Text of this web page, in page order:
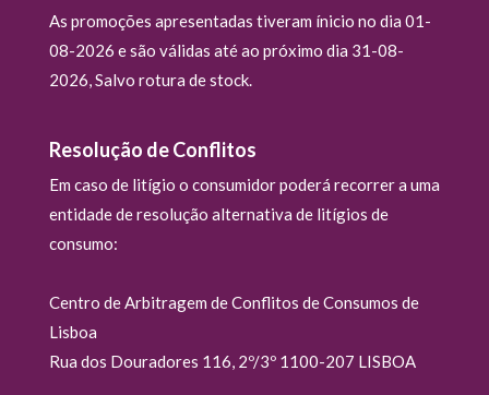
As promoções apresentadas tiveram ínicio no dia 01-
08-2026 e são válidas até ao próximo dia 31-08-
2026, Salvo rotura de stock.
Resolução de Conflitos
Em caso de litígio o consumidor poderá recorrer a uma
entidade de resolução alternativa de litígios de
consumo:
Centro de Arbitragem de Conflitos de Consumos de
Lisboa
Rua dos Douradores 116, 2º/3º 1100-207 LISBOA